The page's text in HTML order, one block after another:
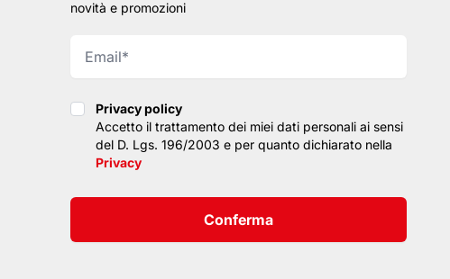
novità e promozioni
Privacy policy
Privacy policy
Accetto il trattamento dei miei dati personali ai sensi
del D. Lgs. 196/2003 e per quanto dichiarato nella
Privacy
Conferma